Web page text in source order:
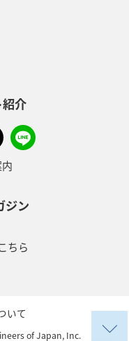
介
ジン
ちら
いて
of Japan, Inc.